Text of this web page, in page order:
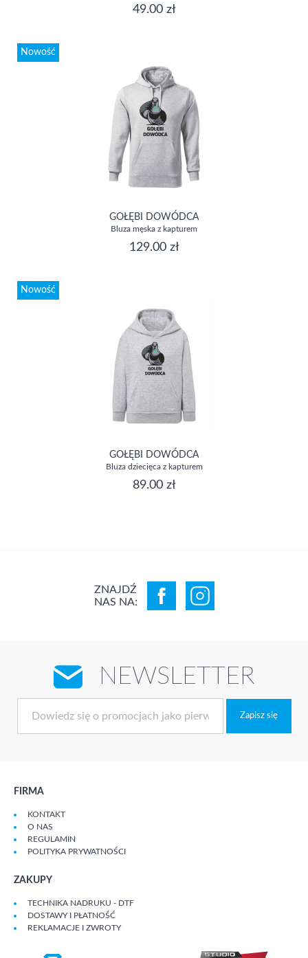
49.00 zł
Nowość
GOŁĘBI DOWÓDCA
Bluza męska z kapturem
129.00 zł
Nowość
GOŁĘBI DOWÓDCA
Bluza dziecięca z kapturem
89.00 zł
ZNAJDŹ
NAS NA:
NEWSLETTER
Zapisz się
FIRMA
KONTAKT
O NAS
REGULAMIN
POLITYKA PRYWATNOŚCI
ZAKUPY
TECHNIKA NADRUKU - DTF
DOSTAWY I PŁATNOŚĆ
REKLAMACJE I ZWROTY